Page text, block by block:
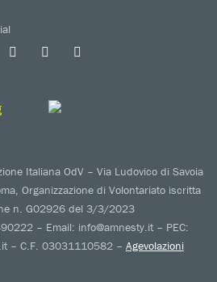
Italiana OdV – Via Ludovico di Savoia
Organizzazione di Volontariato iscritta
n. G02926 del 3/3/2023
– Email: info@amnesty.it – PEC:
– C.F. 03031110582 – Agevolazioni